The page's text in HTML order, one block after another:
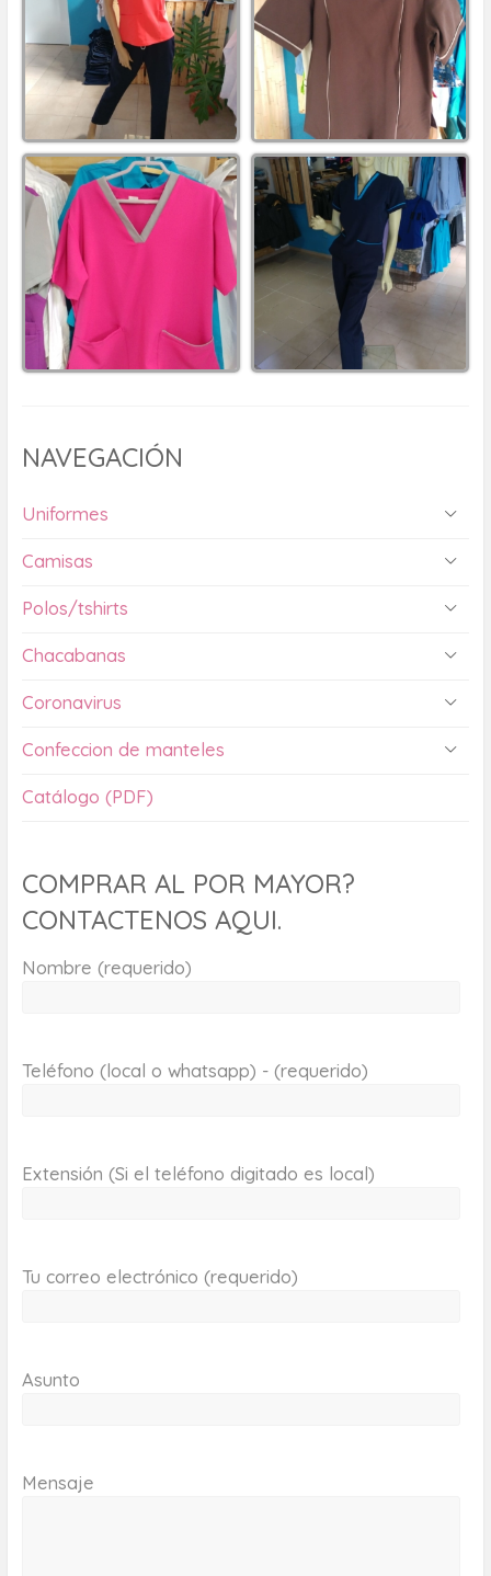
NAVEGACIÓN
Uniformes
Camisas
Polos/tshirts
Chacabanas
Coronavirus
Confeccion de manteles
Catálogo (PDF)
COMPRAR AL POR MAYOR?
CONTACTENOS AQUI.
Nombre (requerido)
Teléfono (local o whatsapp) - (requerido)
Extensión (Si el teléfono digitado es local)
Tu correo electrónico (requerido)
Asunto
Mensaje